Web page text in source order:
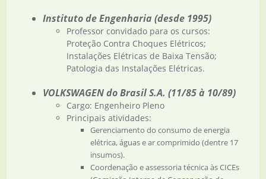
Instituto de Engenharia (desde 1995)
Professor convidado para os cursos:
Proteção Contra Choques Elétricos;
Instalações Elétricas de Baixa Tensão;
Patologia das Instalações Elétricas.
VOLKSWAGEN do Brasil S.A. (11/85 à 10/89)
Cargo: Engenheiro Pleno
Principais atividades:
Gerenciamento do consumo de energia
elétrica, águas e ar comprimido (dentre 17
insumos).
Coordenação e assessoria técnica às CICEs